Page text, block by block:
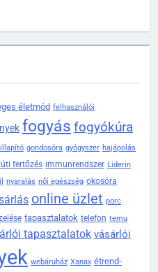
életmód felhasználói
fogyás fogyókúra
gondosóra gyógyszer hajápolás
fertőzés immunrendszer Liderin
nyaralás női egészség okosóra
online üzlet porc
tapasztalatok telefon temu
tapasztalatok vásárlói
webáruház Xanax étrend-